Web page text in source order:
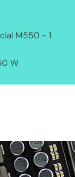
M550 - 1
W